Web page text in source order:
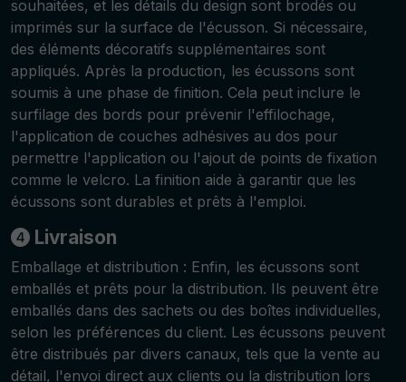
souhaitées, et les détails du design sont brodés ou
imprimés sur la surface de l'écusson. Si nécessaire,
des éléments décoratifs supplémentaires sont
appliqués. Après la production, les écussons sont
soumis à une phase de finition. Cela peut inclure le
surfilage des bords pour prévenir l'effilochage,
l'application de couches adhésives au dos pour
permettre l'application ou l'ajout de points de fixation
comme le velcro. La finition aide à garantir que les
écussons sont durables et prêts à l'emploi.
Livraison
Emballage et distribution : Enfin, les écussons sont
emballés et prêts pour la distribution. Ils peuvent être
emballés dans des sachets ou des boîtes individuelles,
selon les préférences du client. Les écussons peuvent
être distribués par divers canaux, tels que la vente au
détail, l'envoi direct aux clients ou la distribution lors